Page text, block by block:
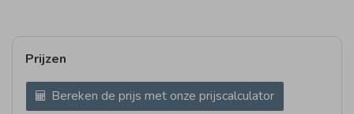
Prijzen
Bereken de prijs met onze prijscalculator